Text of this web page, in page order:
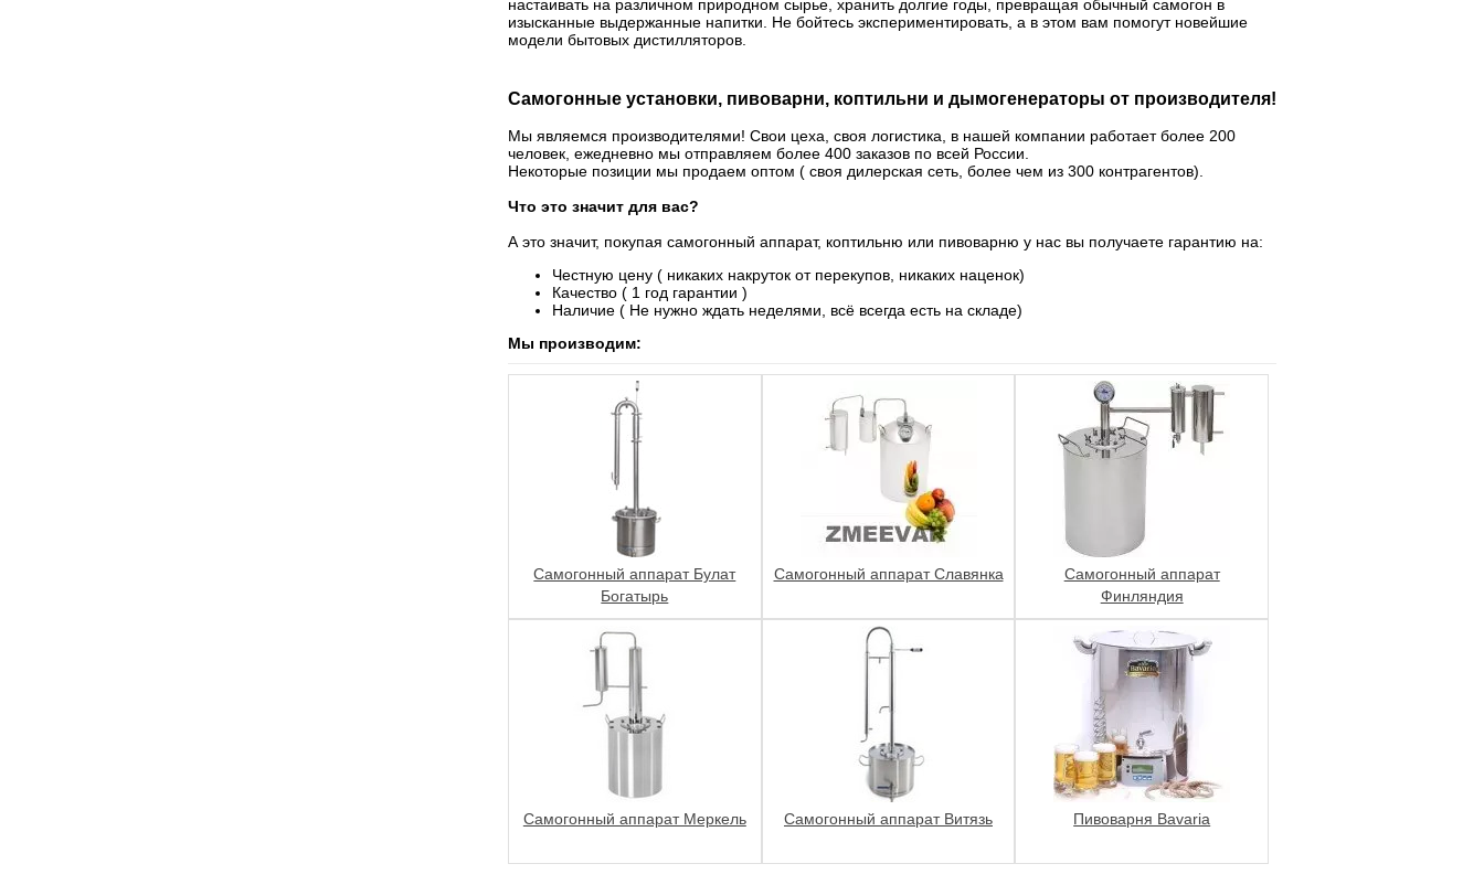
настаивать на различном природном сырье, хранить долгие годы, превращая обычный самогон в
изысканные выдержанные напитки. Не бойтесь экспериментировать, а в этом вам помогут новейшие
модели бытовых дистилляторов.
Самогонные установки, пивоварни, коптильни и дымогенераторы от производителя!
Мы являемся производителями! Свои цеха, своя логистика, в нашей компании работает более 200
человек, ежедневно мы отправляем более 400 заказов по всей России.
Некоторые позиции мы продаем оптом ( своя дилерская сеть, более чем из 300 контрагентов).
Что это значит для вас?
А это значит, покупая самогонный аппарат, коптильню или пивоварню у нас вы получаете гарантию на:
Честную цену ( никаких накруток от перекупов, никаких наценок)
Качество ( 1 год гарантии )
Наличие ( Не нужно ждать неделями, всё всегда есть на складе)
Мы производим:
Самогонный аппарат Булат
Богатырь
Самогонный аппарат Славянка
Самогонный аппарат
Финляндия
Самогонный аппарат Меркель Самогонный аппарат Витязь Пивоварня Bavaria